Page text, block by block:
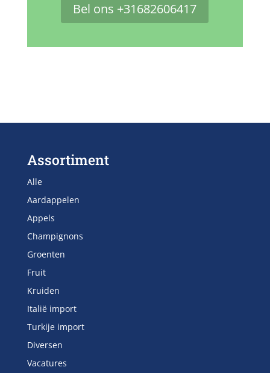
Bel ons +31682606417
Assortiment
Alle
Aardappelen
Appels
Champignons
Groenten
Fruit
Kruiden
Italië import
Turkije import
Diversen
Vacatures